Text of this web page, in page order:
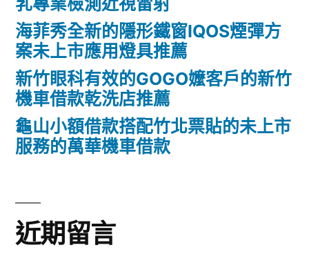
海菲秀全新的隱形鐵窗IQOS煙彈方
案未上市應用燈具推薦
新竹眼科有效的GOGO嬤客戶的新竹
機車借款乾洗店推薦
龜山小額借款搭配竹北票貼的未上市
服務的萬華機車借款
近期留言